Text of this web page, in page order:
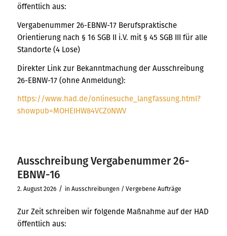
öffentlich aus:
Vergabenummer 26-EBNW-17 Berufspraktische
Orientierung nach § 16 SGB II i.V. mit § 45 SGB III für alle
Standorte (4 Lose)
Direkter Link zur Bekanntmachung der Ausschreibung
26-EBNW-17 (ohne Anmeldung):
https://www.had.de/onlinesuche_langfassung.html?
showpub=MOHEIHW84VCZ0NWV
Ausschreibung Vergabenummer 26-
EBNW-16
2. August 2026 / in Ausschreibungen / Vergebene Aufträge
Zur Zeit schreiben wir folgende Maßnahme auf der HAD
öffentlich aus: